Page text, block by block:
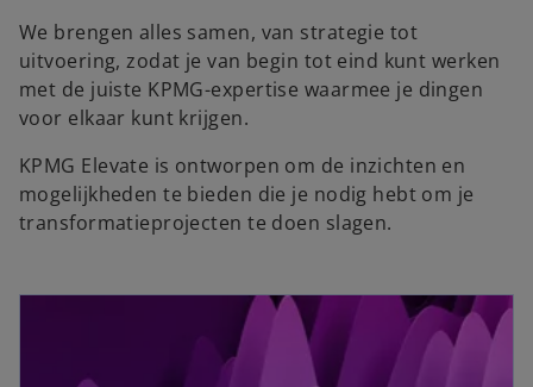
We brengen alles samen, van strategie tot
uitvoering, zodat je van begin tot eind kunt werken
met de juiste KPMG-expertise waarmee je dingen
voor elkaar kunt krijgen.
KPMG Elevate is ontworpen om de inzichten en
mogelijkheden te bieden die je nodig hebt om je
transformatieprojecten te doen slagen.